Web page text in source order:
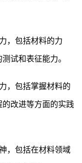
，包括材料的力
试和表征能力。
，包括掌握材料的
改进等方面的实践
，包括在材料领域